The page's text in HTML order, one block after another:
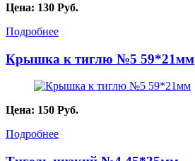
Цена: 130 Руб.
Подробнее
Крышка к тиглю №5 59*21мм
Цена: 150 Руб.
Подробнее